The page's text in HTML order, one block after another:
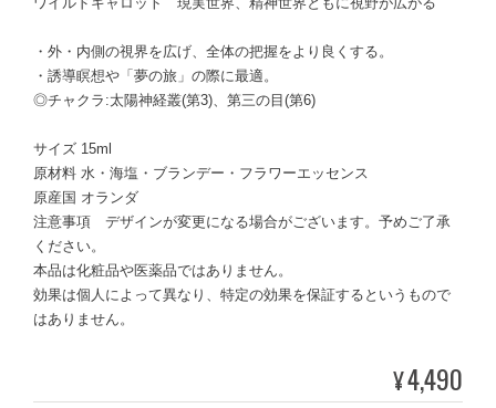
・外・内側の視界を広げ、全体の把握をより良くする。
・誘導瞑想や「夢の旅」の際に最適。
◎チャクラ:太陽神経叢(第3)、第三の目(第6)
サイズ 15ml
原材料 水・海塩・ブランデー・フラワーエッセンス
原産国 オランダ
注意事項 デザインが変更になる場合がございます。予めご了承
ください。
本品は化粧品や医薬品ではありません。
効果は個人によって異なり、特定の効果を保証するというもので
はありません。
¥4,490